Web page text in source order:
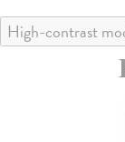
High-contrast